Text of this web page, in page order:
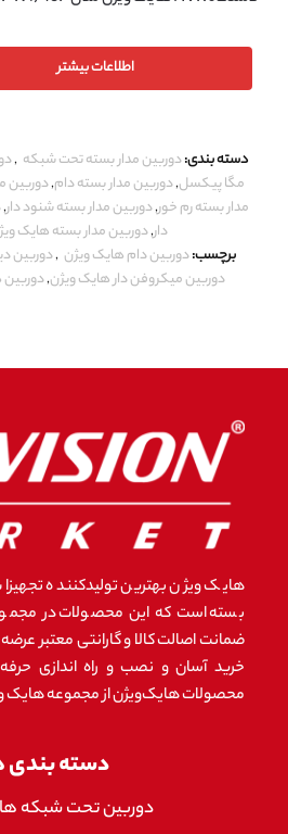
اطلاعات بیشتر
دسته بندی:دوربین مدار بسته تحت شبکه ,
مگا پیکسل,دوربین مدار بسته دام,دوربین
مدار بسته رم خور,دوربین مدار بسته شنود دار,
دار,دوربین مدار بسته هایک
برچسب:دوربین دام هایک ویژن ,دوربین
دوربین میکروفن دار هایک ویژن,دوربین
هایک ویژن بهترین تولیدکننده
بسته است که این محصولات در
ضمانت اصالت کالا و گارانتی معتبر
خرید آسان و نصب و راه اندازی
محصولات هایک‌ویژن از مجموعه هایک
دسته بندی
دوربین تحت شبکه